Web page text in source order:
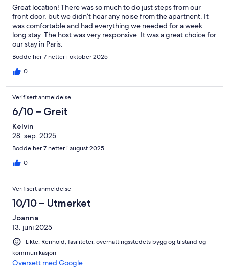
Great location! There was so much to do just steps from our
front door, but we didn’t hear any noise from the apartnent. It
was comfortable and had everything we needed for a week
long stay. The host was very responsive. It was a great choice for
our stay in Paris.
Bodde her 7 netter i oktober 2025
0
Verifisert anmeldelse
6/10 – Greit
Kelvin
28. sep. 2025
Bodde her 7 netter i august 2025
0
Verifisert anmeldelse
10/10 – Utmerket
Joanna
13. juni 2025
Likte: Renhold, fasiliteter, overnattingsstedets bygg og tilstand og
kommunikasjon
Oversett med Google